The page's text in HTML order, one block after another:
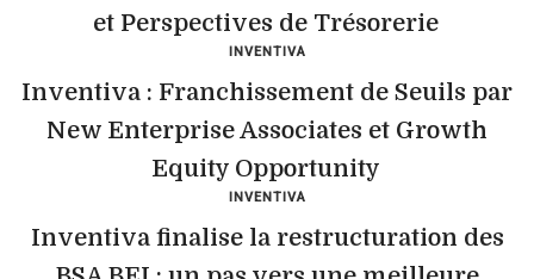
et Perspectives de Trésorerie
INVENTIVA
Inventiva : Franchissement de Seuils par
New Enterprise Associates et Growth
Equity Opportunity
INVENTIVA
Inventiva finalise la restructuration des